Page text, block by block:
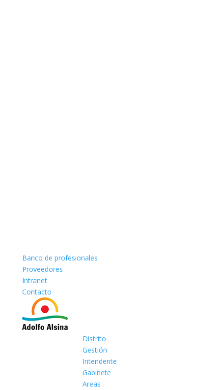
Banco de profesionales
Proveedores
Intranet
Contacto
Distrito
Gestión
Intendente
Gabinete
Areas